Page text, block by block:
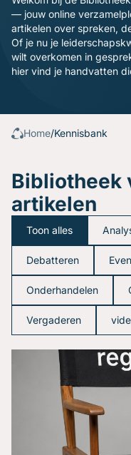
Gratis oefenavonden
Contact
— jouw online
artikelen over spreken,
Of je nu je
wilt overkomen in
hier vind je handvatten
Home/Kennisbank
Bibliotheek
artikelen
Toon alles
Debatteren
Onderhandelen
Vergaderen